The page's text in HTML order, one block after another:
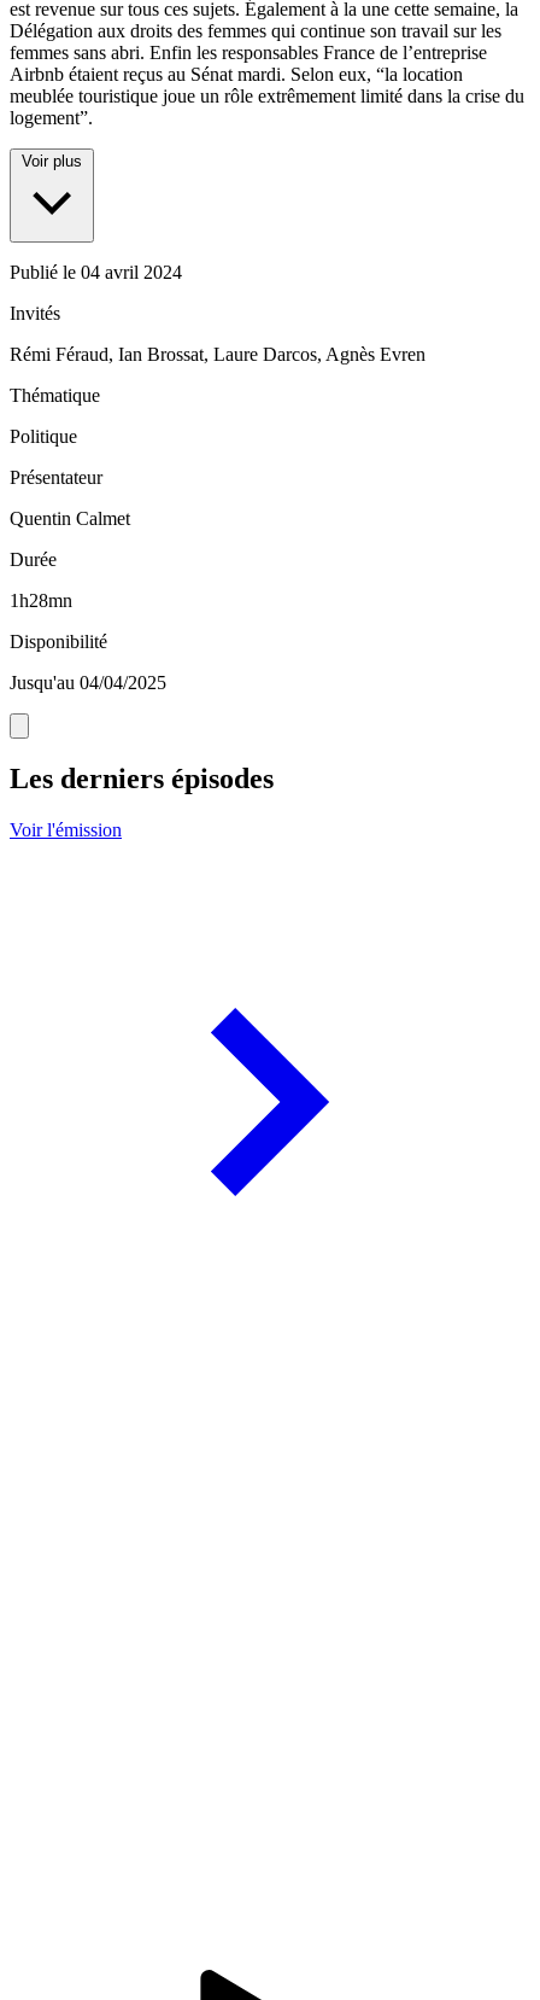
est revenue sur tous ces sujets. Également à la une cette semaine, la
Délégation aux droits des femmes qui continue son travail sur les
femmes sans abri. Enfin les responsables France de l’entreprise
Airbnb étaient reçus au Sénat mardi. Selon eux, “la location
meublée touristique joue un rôle extrêmement limité dans la crise du
logement”.
Voir plus
Publié le 04 avril 2024
Invités
Rémi Féraud, Ian Brossat, Laure Darcos, Agnès Evren
Thématique
Politique
Présentateur
Quentin Calmet
Durée
1h28mn
Disponibilité
Jusqu'au 04/04/2025
Les derniers épisodes
Voir l'émission